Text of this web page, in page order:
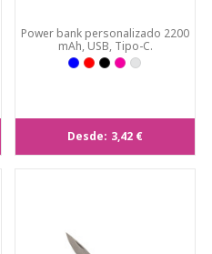
Power bank personalizado 2200
mAh, USB, Tipo-C.
Desde: 3,42 €